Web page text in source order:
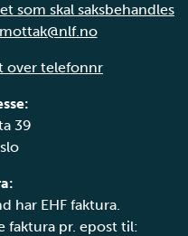
som skal saksbehandles
over telefonnr
39
har EHF faktura.
faktura pr. epost til: